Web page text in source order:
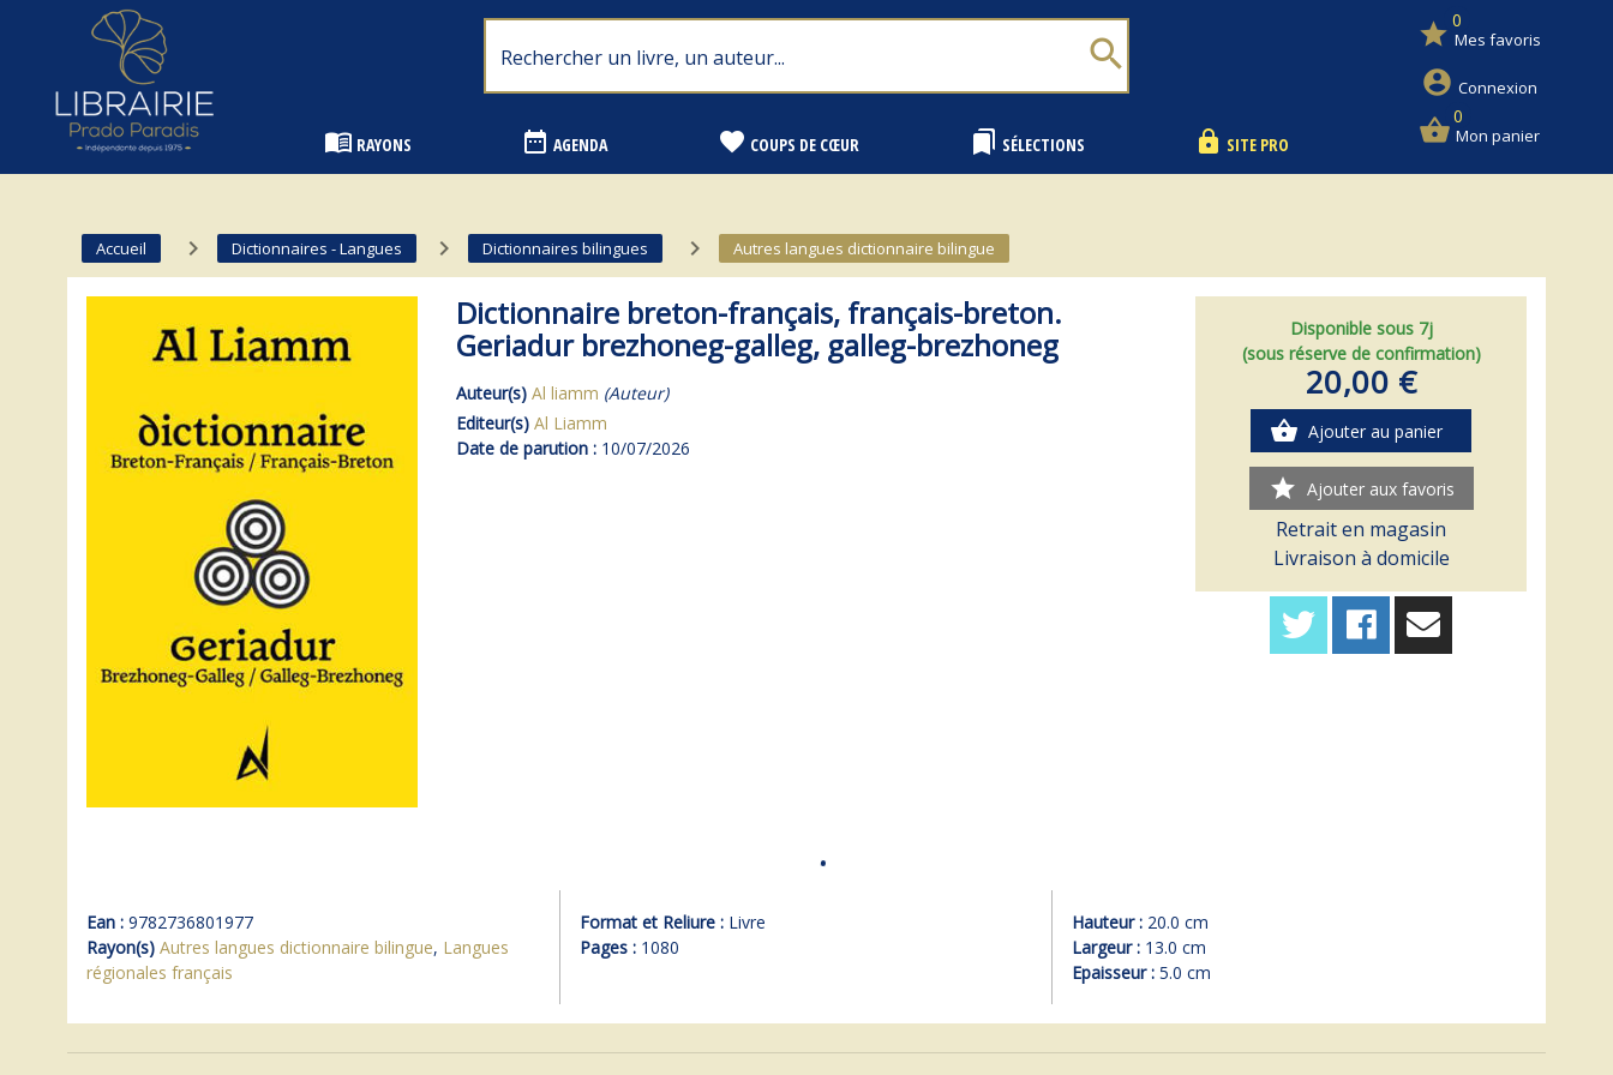
Librairie Prado Paradis - Marseille
search
menu_book RAYONS date_range AGENDA favorite COUPS DE CŒUR bookmarks SÉLECTIONS lock SITE PRO
star 0
Mes favoris
account_circle Connexion
shopping_basket0
Mon panier
Accueil navigate_next Dictionnaires - Langues navigate_next Dictionnaires bilingues navigate_next Autres langues dictionnaire bilingue
Dictionnaire breton-français, français-breton.
Geriadur brezhoneg-galleg, galleg-brezhoneg
Auteur(s) Al liamm (Auteur)
Editeur(s) Al Liamm
Date de parution : 10/07/2026
Disponible sous 7j
(sous réserve de confirmation)
20,00 €
shopping_basket Ajouter au panier
star Ajouter aux favoris
Retrait en magasin
Livraison à domicile
Ean : 9782736801977
Rayon(s) Autres langues dictionnaire bilingue, Langues
régionales français
Format et Reliure : Livre
Pages :1080
Hauteur : 20.0 cm
Largeur : 13.0 cm
Epaisseur : 5.0 cm